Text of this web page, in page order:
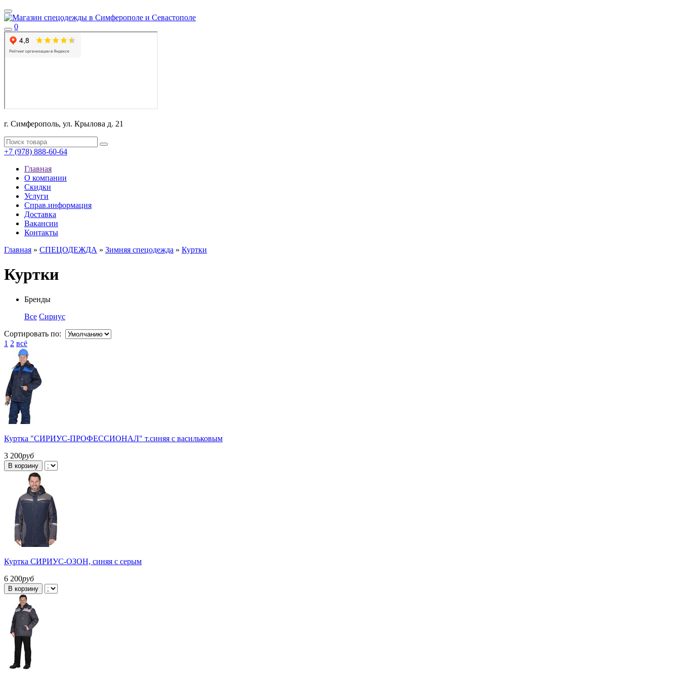
0
г. Симферополь, ул. Крылова д. 21
+7 (978) 888-60-64
Главная
О компании
Скидки
Услуги
Справ.информация
Доставка
Вакансии
Контакты
Главная » СПЕЦОДЕЖДА » Зимняя спецодежда » Куртки
Куртки
Бренды
Все Сириус
Сортировать по:
1 2 всё
Куртка "СИРИУС-ПРОФЕССИОНАЛ" т.синяя с васильковым
3 200руб
В корзину
Куртка СИРИУС-ОЗОН, синяя с серым
6 200руб
В корзину